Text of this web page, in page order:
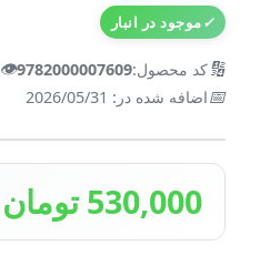
✓موجود در انبار
🔢کد محصول:9782000007609
👁️
📅اضافه شده در: 2026/05/31
530,000 تومان